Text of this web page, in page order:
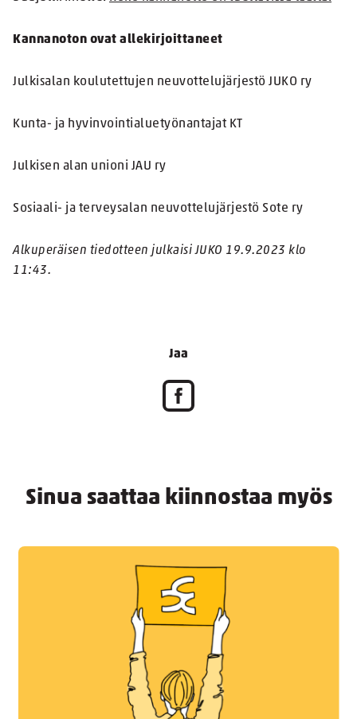
Kannanoton ovat allekirjoittaneet
Julkisalan koulutettujen neuvottelujärjestö JUKO ry
Kunta- ja hyvinvointialuetyönantajat KT
Julkisen alan unioni JAU ry
Sosiaali- ja terveysalan neuvottelujärjestö Sote ry
Alkuperäisen tiedotteen julkaisi JUKO 19.9.2023 klo
11:43.
Jaa
Sinua saattaa kiinnostaa myös